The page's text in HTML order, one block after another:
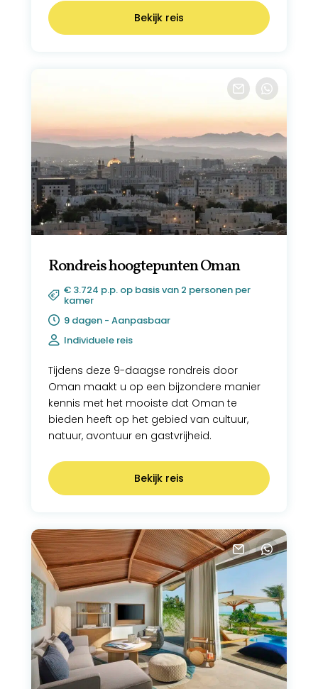
Rode Zee en een bezoek aan Medina reist
u naar Djedda voor hoogtepunten zoals
Bekijk reis
Rondreis hoogtepunten Oman
€ 3.724 p.p. op basis van 2 personen per
kamer
9 dagen - Aanpasbaar
Individuele reis
Tijdens deze 9-daagse rondreis door
Oman maakt u op een bijzondere manier
kennis met het mooiste dat Oman te
bieden heeft op het gebied van cultuur,
natuur, avontuur en gastvrijheid.
Bekijk reis